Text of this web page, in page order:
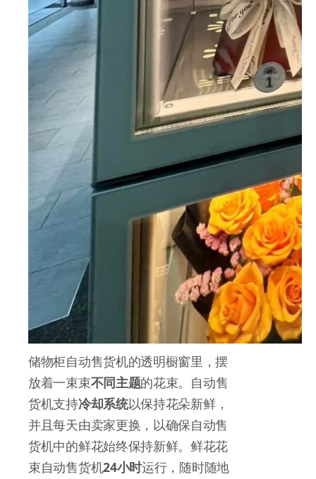
储物柜自动售货机的透明橱窗里，摆
放着一束束不同主题的花束。自动售
货机支持冷却系统以保持花朵新鲜，
并且每天由卖家更换，以确保自动售
货机中的鲜花始终保持新鲜。鲜花花
束自动售货机24小时运行，随时随地